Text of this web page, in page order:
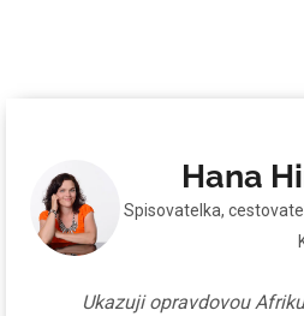
Hana
Spisovatelka,
Ukazuji opravdovou